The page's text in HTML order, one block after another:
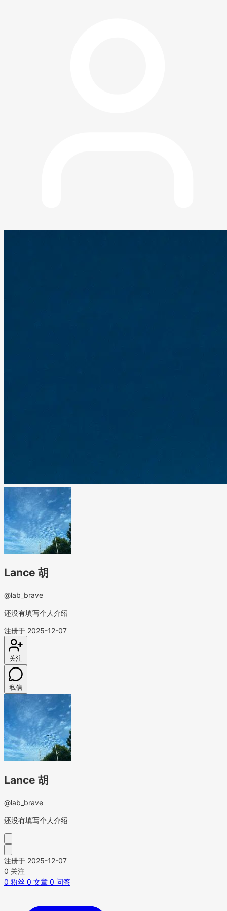
Lance 胡
@lab_brave
还没有填写个人介绍
注册于 2025-12-07
关注
私信
Lance 胡
@lab_brave
还没有填写个人介绍
注册于 2025-12-07
0 关注
0 粉丝 0 文章 0 问答